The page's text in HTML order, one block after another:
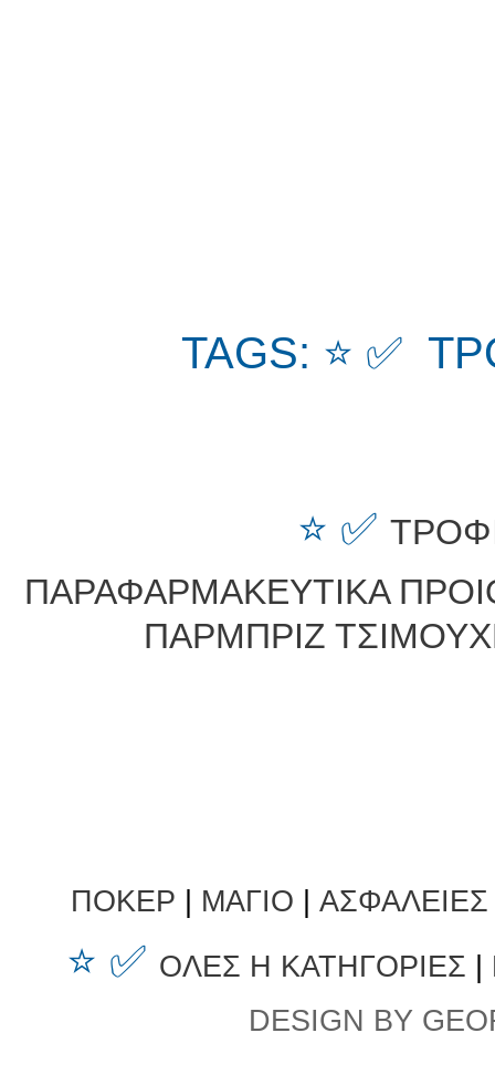
TAGS: ⭐ ✅
⭐ ✅
ΠΑΡΑΦΑΡΜΑΚΕΥΤΙΚΑ
ΠΑΡΜΠΡΙΖ
ΠΟΚΕΡ ΜΑΓΙΟ
⭐ ✅ ΟΛΕΣ Η ΚΑΤΗΓΟΡΙΕΣ
DESIGN BY